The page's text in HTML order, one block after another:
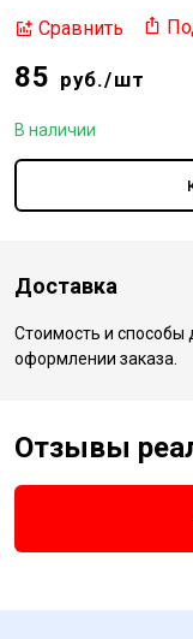
Сравнить
85 руб./шт
В наличии
Доставка
Стоимость и способы
оформлении заказа.
Отзывы